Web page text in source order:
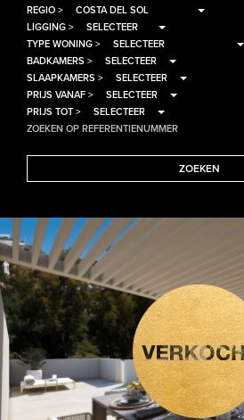
REGIO >
LIGGING >
TYPE WONING >
BADKAMERS >
SLAAPKAMERS >
PRIJS VANAF >
PRIJS TOT >
ZOEKEN OP REFERENTIENUMMER
ZOEKEN